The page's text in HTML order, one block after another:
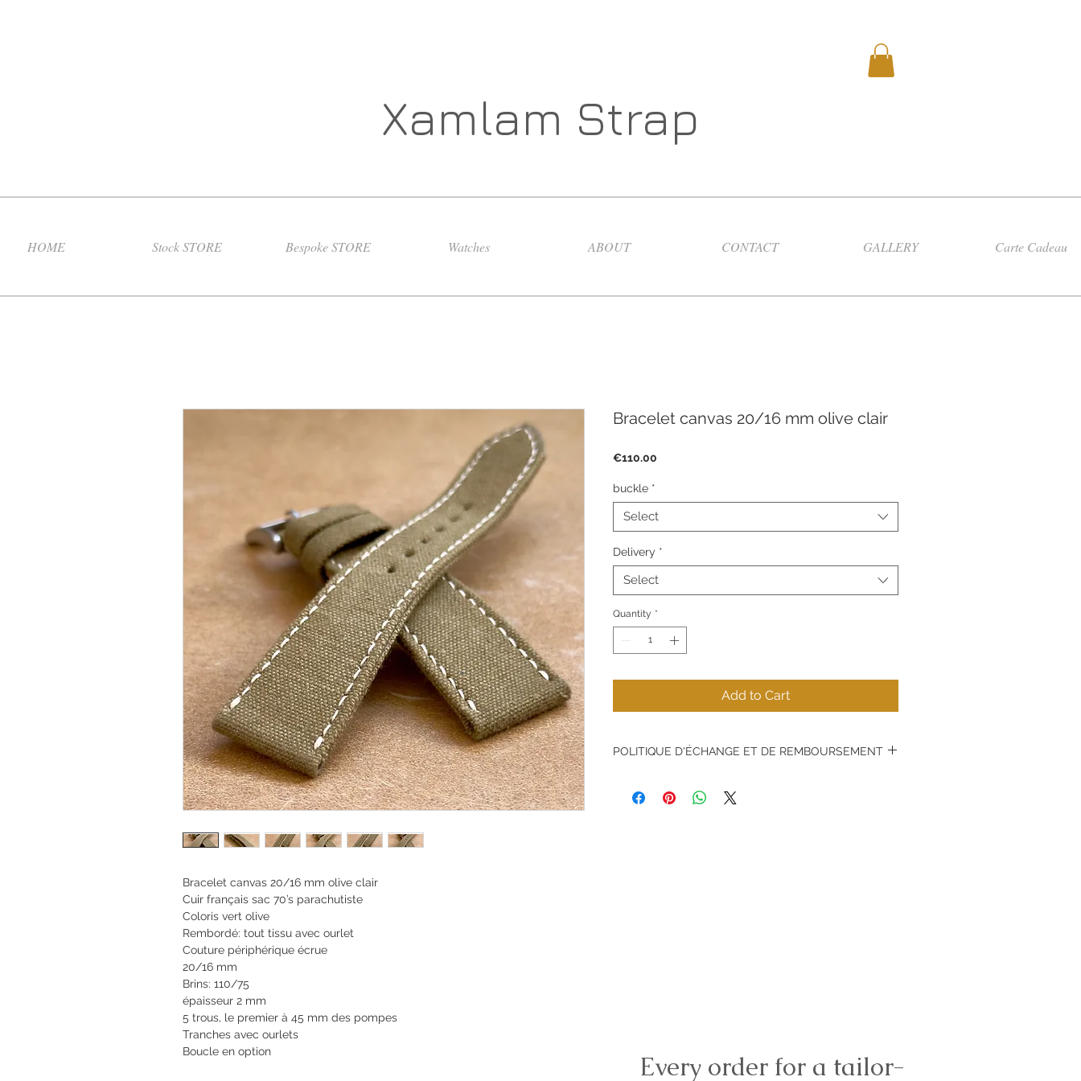
Xamlam Strap
HOME Stock STORE Bespoke STORE Watches ABOUT CONTACT GALLERY Carte Cadeau
Bracelet canvas 20/16 mm olive clair
Cuir français sac 70’s parachutiste
Coloris vert olive
Rembordé: tout tissu avec ourlet
Couture périphérique écrue
20/16 mm
Brins: 110/75
épaisseur 2 mm
5 trous, le premier à 45 mm des pompes
Tranches avec ourlets
Boucle en option
Bracelet canvas 20/16 mm olive clair
€110.00
buckle *
Select
Delivery *
Select
Quantity *
Add to Cart
POLITIQUE D'ÉCHANGE ET DE REMBOURSEMENT
Every order for a tailor-